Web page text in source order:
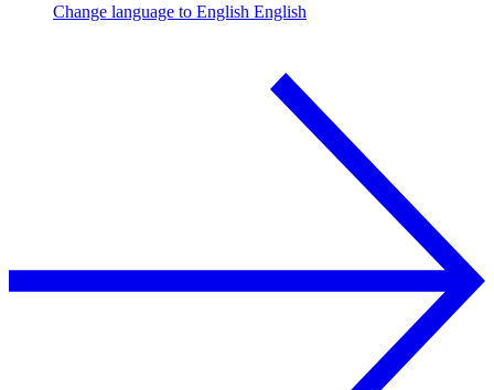
Change language to English English